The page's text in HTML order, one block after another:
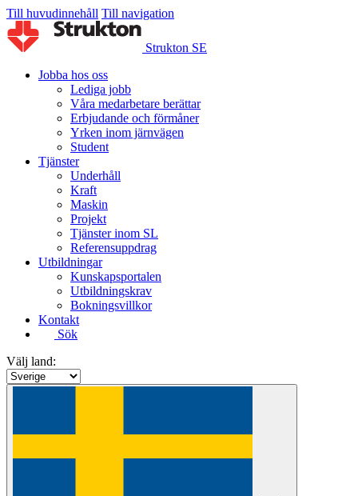
Till huvudinnehåll Till navigation
Strukton SE
Jobba hos oss
Lediga jobb
Våra medarbetare berättar
Erbjudande och förmåner
Yrken inom järnvägen
Student
Tjänster
Underhåll
Kraft
Maskin
Projekt
Tjänster inom SL
Referensuppdrag
Utbildningar
Kunskapsportalen
Utbildningskrav
Bokningsvillkor
Kontakt
Sök
Välj land: